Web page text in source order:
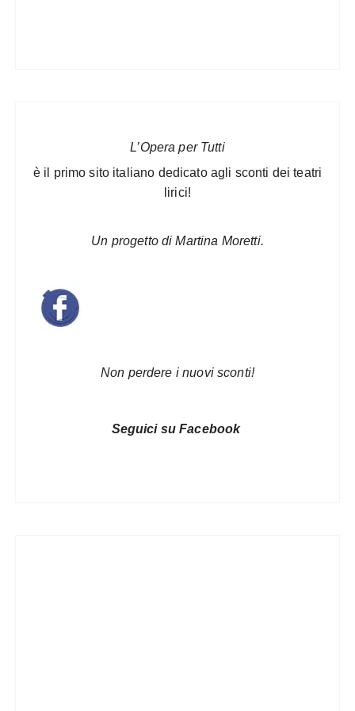
L’Opera per Tutti
è il primo sito italiano dedicato agli sconti dei teatri
lirici!
Un progetto di Martina Moretti.
Non perdere i nuovi sconti!
Seguici su Facebook